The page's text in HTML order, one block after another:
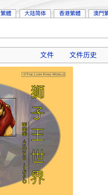
文件 文件历史
繁體 大陆简体 香港繁體 澳門